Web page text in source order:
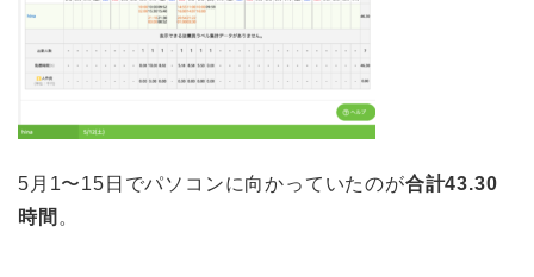
5月1〜15日でパソコンに向かっていたのが合計43.30
時間 。